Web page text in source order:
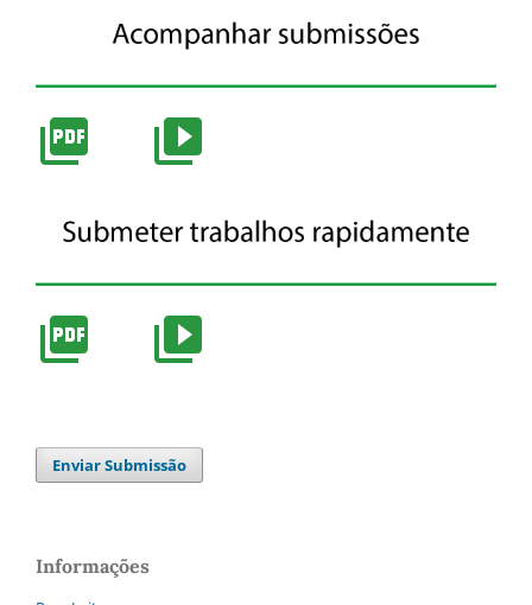
Enviar Submissão
Informações